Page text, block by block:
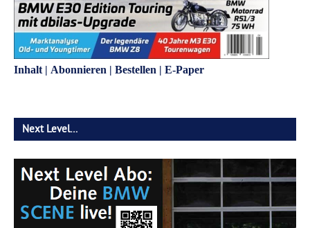
Inhalt | Abonnieren | Bestellen | E-Paper
Next Level…